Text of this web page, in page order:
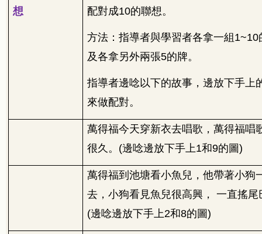
想 配對成10的聯想。
方法：指導者與學習者各拿一組 1~10
及各拿另外兩張5的牌。
指導者邊唸以下的故事，邊放下手上
來做配對。
萬得福今天穿新衣去唱歌，萬得福唱
很久。 (邊唸邊放下手上1和9的圖)
萬得福到池塘看小魚兒，他帶著小狗
去，小狗看見魚兒很高興，
一直搖尾
(邊唸邊放下手上2和8的圖)